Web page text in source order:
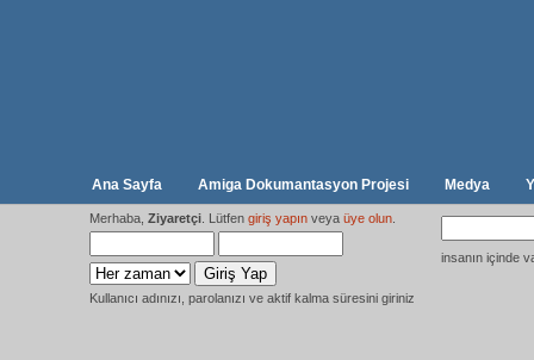
Ana Sayfa Amiga Dokumantasyon Projesi Medya
Merhaba, Ziyaretçi . Lütfen giriş yapın veya üye olun
Kullanıcı adınızı, parolanızı ve aktif kalma süresini giriniz
insanın içinde